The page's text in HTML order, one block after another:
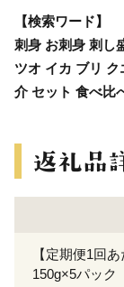
【検索ワード】
刺身 お刺身 刺し
ツオ イカ ブリ
介 セット 食べ比
【定期便1回
150g×5パック